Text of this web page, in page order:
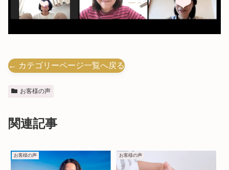
← カテゴリーページ一覧へ戻る
お客様の声
関連記事
お客様の声 お客様の声